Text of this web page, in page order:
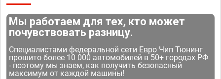
Мы работаем для тех, кто может
почувствовать разницу.
Специалистами федеральной сети Евро Чип Тюнинг
прошито более 10 000 автомобилей в 50+ городах РФ
- поэтому мы знаем, как получить безопасный
максимум от каждой машины!